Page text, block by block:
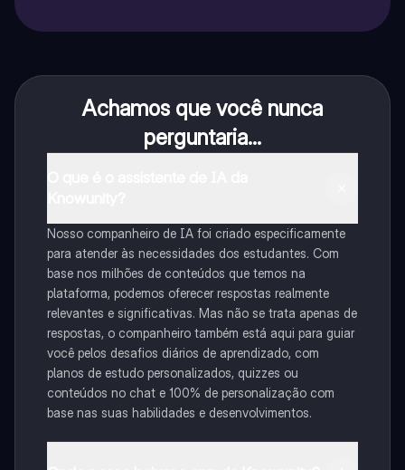
Achamos que você nunca
perguntaria...
Nosso companheiro de IA foi criado especificamente
para atender às necessidades dos estudantes. Com
base nos milhões de conteúdos que temos na
plataforma, podemos oferecer respostas realmente
relevantes e significativas. Mas não se trata apenas de
respostas, o companheiro também está aqui para guiar
você pelos desafios diários de aprendizado, com
planos de estudo personalizados, quizzes ou
conteúdos no chat e 100% de personalização com
base nas suas habilidades e desenvolvimentos.